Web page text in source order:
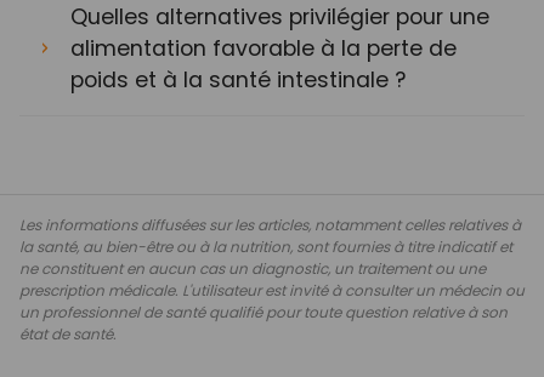
Quelles alternatives privilégier pour une
alimentation favorable à la perte de
poids et à la santé intestinale ?
Les informations diffusées sur les articles, notamment celles relatives à
la santé, au bien-être ou à la nutrition, sont fournies à titre indicatif et
ne constituent en aucun cas un diagnostic, un traitement ou une
prescription médicale. L'utilisateur est invité à consulter un médecin ou
un professionnel de santé qualifié pour toute question relative à son
état de santé.